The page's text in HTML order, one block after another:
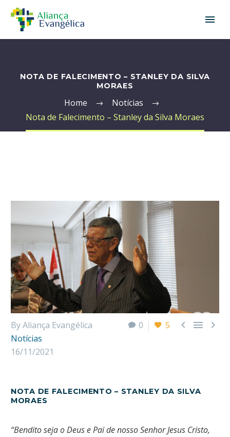
NOTA DE FALECIMENTO – STANLEY DA SILVA
MORAES
Home
Notícias
Nota de Falecimento – Stanley da Silva Moraes
0 5   
By Aliança Evangélica
Notícias
16/11/2021
NOTA DE FALECIMENTO – STANLEY DA SILVA
MORAES
“Bendito seja o Deus e Pai de nosso Senhor Jesus Cristo,